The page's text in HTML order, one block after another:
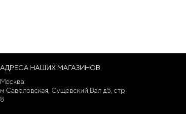
АДРЕСА НАШИХ МАГАЗИНОВ
Москва:
м Савеловская, Сущевский Вал д5, стр
8